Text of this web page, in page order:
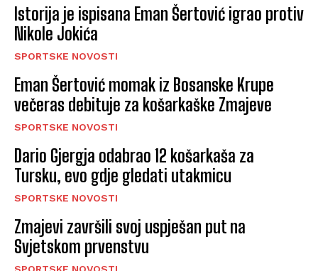
Istorija je ispisana Eman Šertović igrao protiv
Nikole Jokića
SPORTSKE NOVOSTI
Eman Šertović momak iz Bosanske Krupe
večeras debituje za košarkaške Zmajeve
SPORTSKE NOVOSTI
Dario Gjergja odabrao 12 košarkaša za
Tursku, evo gdje gledati utakmicu
SPORTSKE NOVOSTI
Zmajevi završili svoj uspješan put na
Svjetskom prvenstvu
SPORTSKE NOVOSTI